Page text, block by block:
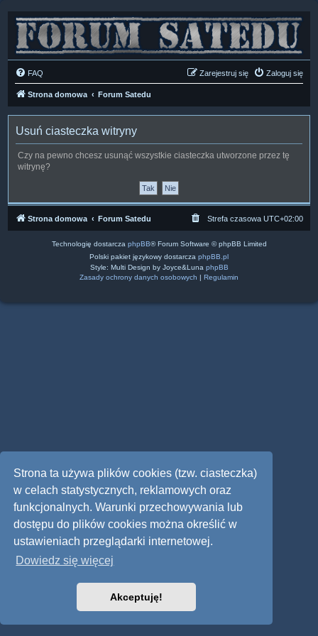
Strona ta używa plików cookies (tzw. ciasteczka)
w celach statystycznych, reklamowych oraz
funkcjonalnych. Warunki przechowywania lub
dostępu do plików cookies można określić w
ustawieniach przeglądarki internetowej.
Dowiedz się więcej
Akceptuję!
FAQ Zaloguj się
Zarejestruj się
Strona domowa Forum Satedu
Usuń ciasteczka witryny
Czy na pewno chcesz usunąć wszystkie ciasteczka utworzone przez tę
witrynę?
Strona domowa Forum Satedu Strefa czasowa UTC+02:00
Technologię dostarcza phpBB® Forum Software © phpBB Limited
Polski pakiet językowy dostarcza phpBB.pl
Style: Multi Design by Joyce&Luna phpBB
Zasady ochrony danych osobowych | Regulamin